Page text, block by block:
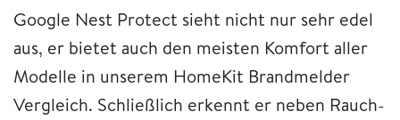
Google Nest Protect sieht nicht nur sehr edel
aus, er bietet auch den meisten Komfort aller
Modelle in unserem HomeKit Brandmelder
Vergleich. Schließlich erkennt er neben Rauch-